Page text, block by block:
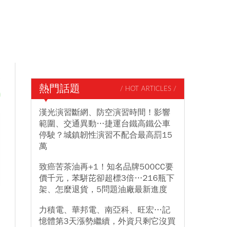
熱門話題 / HOT ARTICLES /
漢光演習斷網、防空演習時間！影響
範圍、交通異動…捷運台鐵高鐵公車
停駛？城鎮韌性演習不配合最高罰15
萬
致癌苦茶油再+1！知名品牌500CC要
價千元，苯駢芘卻超標3倍…216瓶下
架、怎麼退貨，5問題油廠最新進度
力積電、華邦電、南亞科、旺宏…記
憶體第3天漲勢繼續，外資只剩它沒買